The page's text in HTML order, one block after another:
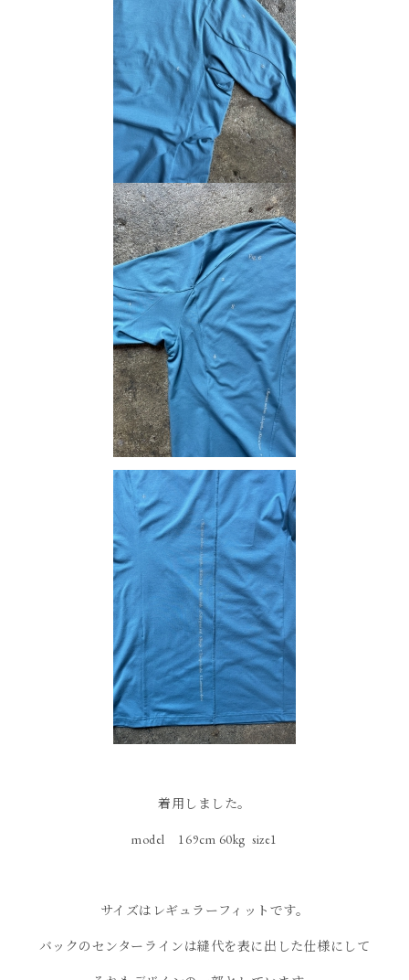
着用しました。
model 169cm 60kg size1
サイズはレギュラーフィットです。
バックのセンターラインは縫代を表に出した仕様にして